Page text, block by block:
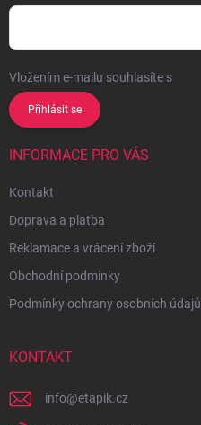
Vložením e-mailu souhlasíte s
Přihlásit se
INFORMACE PRO VÁS
Kontakt
Doprava a platba
Reklamace a vrácení zboží
Obchodní podmínky
Podmínky ochrany osobních údajů
KONTAKT
info@etapik.cz